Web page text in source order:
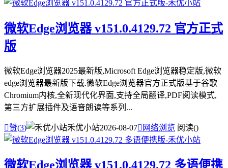
微软Edge浏览器 v151.0.4129.72 官方正式
版
微软Edge浏览器2025最新版,Microsoft Edge浏览器稳定版,微软
edge浏览器最新版下载.微软Edge浏览器官方正式版基于谷歌
Chromium内核,全新现代化界面,支持全局翻译,PDF阅读模式,
第三方扩展插件及语音朗读等系列...
赞(3) 禾优小站2026-08-07 网络浏览 阅读()
微软Edge浏览器 v151.0.4129.72 多语便携